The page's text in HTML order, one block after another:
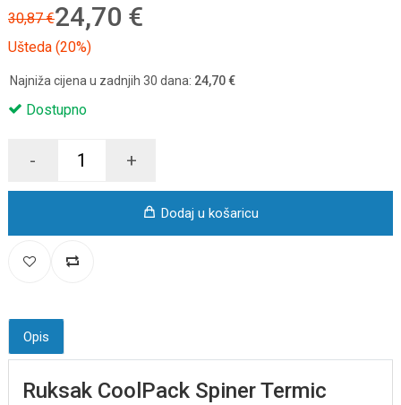
30,87 €24,70 €
Ušteda (20%)
Najniža cijena u zadnjih 30 dana: 24,70 €
Dostupno
- +
Dodaj u košaricu
Opis
Ruksak CoolPack Spiner Termic